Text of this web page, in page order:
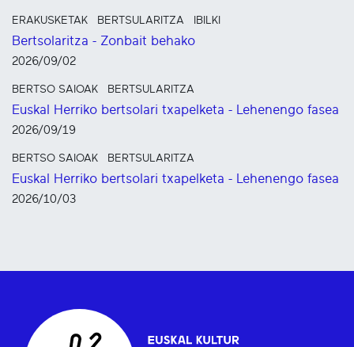
ERAKUSKETAK BERTSULARITZA IBILKI
Bertsolaritza - Zonbait behako
2026/09/02
BERTSO SAIOAK BERTSULARITZA
Euskal Herriko bertsolari txapelketa - Lehenengo fasea
2026/09/19
BERTSO SAIOAK BERTSULARITZA
Euskal Herriko bertsolari txapelketa - Lehenengo fasea
2026/10/03